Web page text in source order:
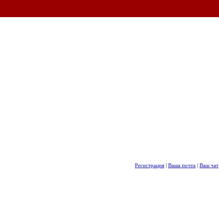
Регистрация | Ваша почта | Ваш чат